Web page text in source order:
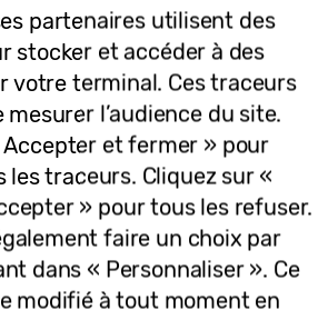
au design premium. Une
cuisine.
partenaires utilisent des
stocker et accéder à des
votre terminal. Ces traceurs
l’audience du site.
Accepter et fermer » pour
les traceurs. Cliquez sur «
» pour tous les refuser.
faire un choix par
dans « Personnaliser ». Ce
modifié à tout moment en